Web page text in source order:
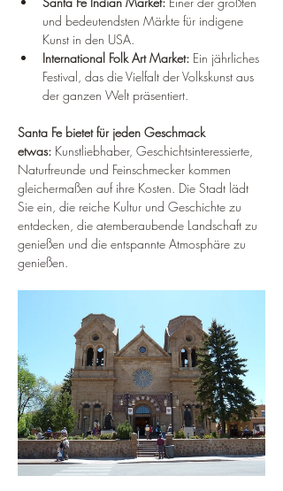
und bedeutendsten Märkte für indigene
Kunst in den USA.
International Folk Art Market: Ein jährliches
Festival, das die Vielfalt der Volkskunst aus
der ganzen Welt präsentiert.
Santa Fe bietet für jeden Geschmack
etwas: Kunstliebhaber, Geschichtsinteressierte,
Naturfreunde und Feinschmecker kommen
gleichermaßen auf ihre Kosten. Die Stadt lädt
Sie ein, die reiche Kultur und Geschichte zu
entdecken, die atemberaubende Landschaft zu
genießen und die entspannte Atmosphäre zu
genießen.